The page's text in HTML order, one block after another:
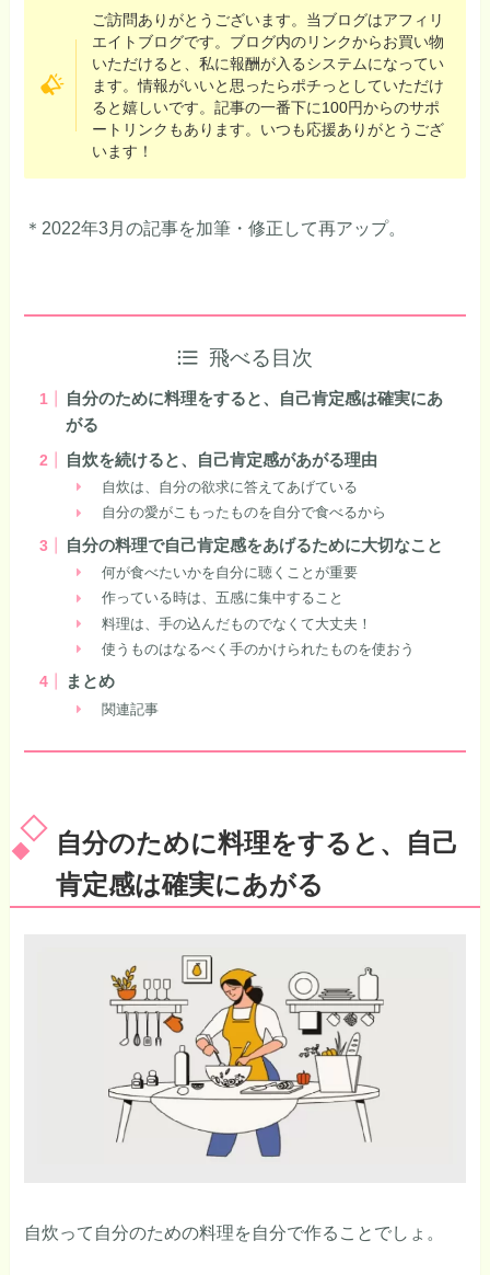
ご訪問ありがとうございます。当ブログはアフィリ
エイトブログです。ブログ内のリンクからお買い物
いただけると、私に報酬が入るシステムになってい
ます。情報がいいと思ったらポチっとしていただけ
ると嬉しいです。記事の一番下に100円からのサポ
ートリンクもあります。いつも応援ありがとうござ
います！
＊2022年3月の記事を加筆・修正して再アップ。
飛べる目次
自分のために料理をすると、自己肯定感は確実にあ
がる
自炊を続けると、自己肯定感があがる理由
自炊は、自分の欲求に答えてあげている
自分の愛がこもったものを自分で食べるから
自分の料理で自己肯定感をあげるために大切なこと
何が食べたいかを自分に聴くことが重要
作っている時は、五感に集中すること
料理は、手の込んだものでなくて大丈夫！
使うものはなるべく手のかけられたものを使おう
まとめ
関連記事
自分のために料理をすると、自己
肯定感は確実にあがる
自炊って自分のための料理を自分で作ることでしょ。